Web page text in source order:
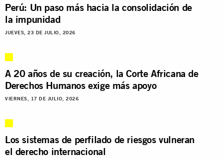
Perú: Un paso más hacia la consolidación de
la impunidad
JUEVES, 23 DE JULIO, 2026
A 20 años de su creación, la Corte Africana de
Derechos Humanos exige más apoyo
VIERNES, 17 DE JULIO, 2026
Los sistemas de perfilado de riesgos vulneran
el derecho internacional